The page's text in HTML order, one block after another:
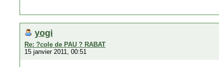
yogi
Re: ?cole de PAU ? RABAT
15 janvier 2011, 00:51